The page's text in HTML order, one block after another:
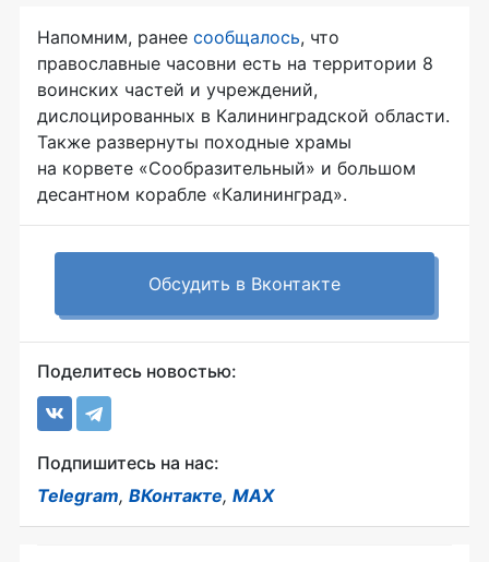
Напомним, ранее сообщалось, что
православные часовни есть на территории 8
воинских частей и учреждений,
дислоцированных в Калининградской области.
Также развернуты походные храмы
на корвете «Сообразительный» и большом
десантном корабле «Калининград».
Обсудить в Вконтакте
Поделитесь новостью:
Подпишитесь на нас:
Telegram, ВКонтакте, MAX